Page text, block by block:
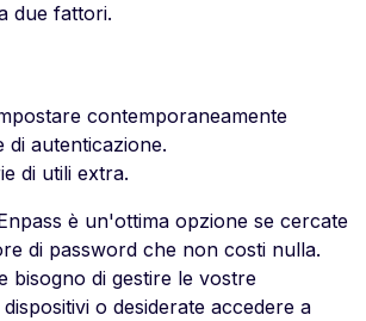
due fattori.
contemporaneamente
di autenticazione.
di utili extra.
è un'ottima opzione se cercate
di password che non costi nulla.
bisogno di gestire le vostre
o desiderate accedere a